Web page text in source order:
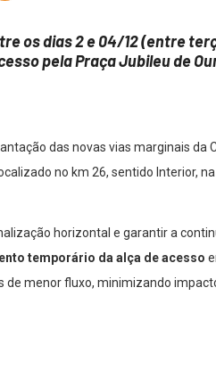
os dias 2 e 04/12 (entre
pela Praça Jubileu de
das novas vias marginais da
no km 26, sentido Interior,
horizontal e garantir a
temporário da alça de acesso
de menor fluxo, minimizando